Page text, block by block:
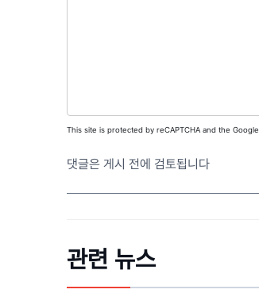
This site is protected by reCAPTCHA and the Google
댓글은 게시 전에 검토됩니다
관련 뉴스